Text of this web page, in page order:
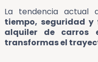
La tendencia actual
tiempo, seguridad y
alquiler de carros
transformas el